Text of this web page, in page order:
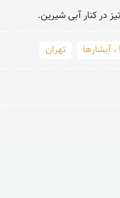
در کنار آبی شیرین.
آبشارها تهران